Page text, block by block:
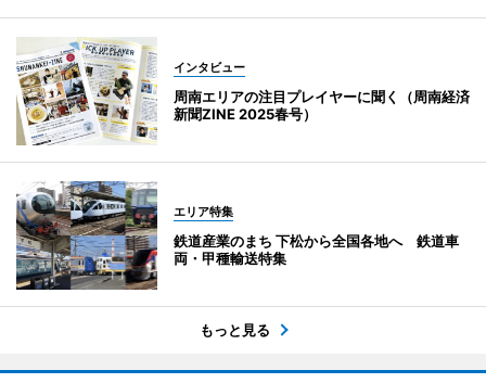
インタビュー
周南エリアの注目プレイヤーに聞く（周南経済
新聞ZINE 2025春号）
エリア特集
鉄道産業のまち 下松から全国各地へ 鉄道車
両・甲種輸送特集
もっと見る